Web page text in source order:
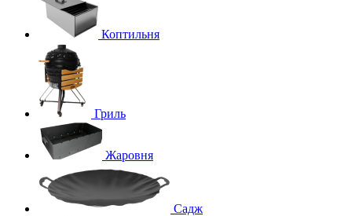
Коптильня
Гриль
Жаровня
Садж